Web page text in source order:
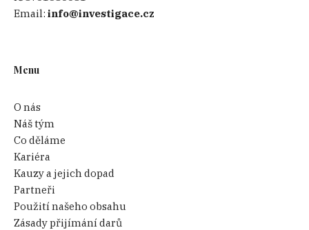
Email:info@investigace.cz
Menu
O nás
Náš tým
Co děláme
Kariéra
Kauzy a jejich dopad
Partneři
Použití našeho obsahu
Zásady přijímání darů